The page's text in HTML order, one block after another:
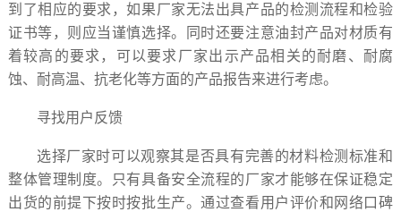
到了相应的要求，如果厂家无法出具产品的检测流程和检验
证书等，则应当谨慎选择。同时还要注意油封产品对材质有
着较高的要求，可以要求厂家出示产品相关的耐磨、耐腐
蚀、耐高温、抗老化等方面的产品报告来进行考虑。
寻找用户反馈
选择厂家时可以观察其是否具有完善的材料检测标准和
整体管理制度。只有具备安全流程的厂家才能够在保证稳定
出货的前提下按时按批生产。通过查看用户评价和网络口碑